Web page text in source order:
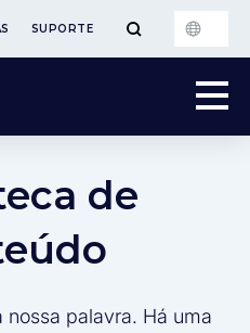
SUPORTE
de
nossa palavra. Há uma